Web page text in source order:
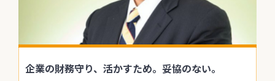
企業の財務守り、活かすため。妥協のない。